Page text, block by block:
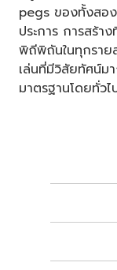
pegs ของทั้งสอ
ประการ การสร้า
พิถีพิถันในทุกราย
เล่นที่มีวิสัยทัศน์ม
มาตรฐานโดยทั่วไ